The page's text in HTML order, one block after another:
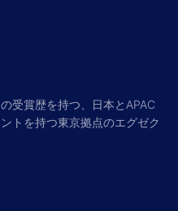
受賞歴を持つ、日本とAPAC
トを持つ東京拠点のエグゼク